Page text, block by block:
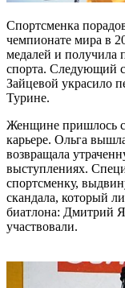
Спортсменка
чемпионате мира в
медалей и получила
спорта. Следующий
Зайцевой украсило
Турине.
Женщине пришлось
карьере. Ольга
возвращала
выступлениях.
спортсменку,
скандала, который
биатлона: Дмитрий
участвовали.